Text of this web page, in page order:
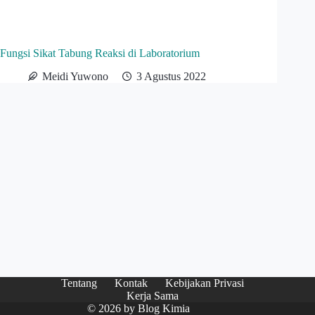
Fungsi Sikat Tabung Reaksi di Laboratorium
Meidi Yuwono
3 Agustus 2022
Tentang Kontak
Kebijakan Privasi
Kerja Sama
© 2026 byBlog Kimia